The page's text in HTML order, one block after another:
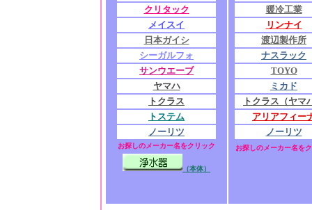
クリタック
メイスイ
日本ガイシ
シーガルフォ
サンウエーブ
ヤマハ
トクラス
トステム
ノーリツ
お探しのメーカー名をクリック
（本体）
暖冷工業
リンナイ
渡辺製作所
ナスラック
TOYO
ミカド
トクラス（ヤマ
アリアフィー
ノーリツ
お探しのメーカー名を